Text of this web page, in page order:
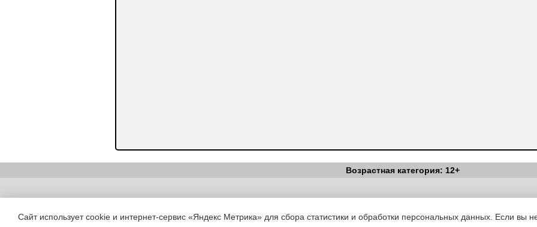
Возрастная категория: 12+
Copyright (c) |Вестник Педагога|Об издании|Условия|Политика
Сайт использует cookie и интернет-сервис «Яндекс Метрика» для сбора статистики и обработки персональных данных. Если вы